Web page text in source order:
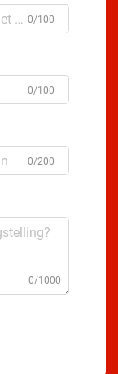
0/100
0/100
0/200
0/1000